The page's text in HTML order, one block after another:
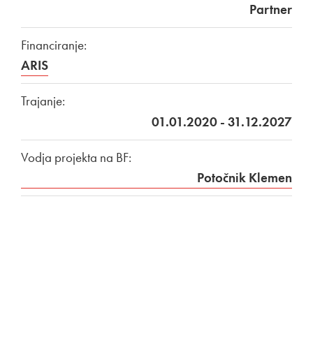
Partner
Financiranje:
ARIS
Trajanje:
01.01.2020 - 31.12.2027
Vodja projekta na BF:
Potočnik Klemen